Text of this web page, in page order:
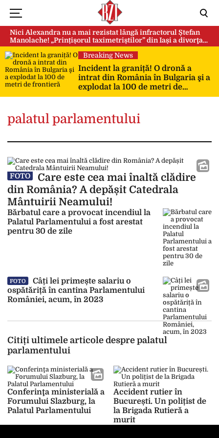
Nici Alexandra nu a mai rezistat lângă infractorul Ștefan
Manolache! „Prințișorul taximetriștilor” din Iași a divorţat
după doi ani de căsnicie
Breaking News
Incident la graniță! O dronă a
intrat din România în Bulgaria şi a
explodat la 100 de metri de
frontieră
palatul parlamentului
FOTO
Care este cea mai înaltă clădire
din România? A depășit Catedrala
Mântuirii Neamului!
Bărbatul care a provocat incendiul la
Palatul Parlamentului a fost arestat
pentru 30 de zile
FOTO
Câți lei primește salariu o
ospătăriță în cantina Parlamentului
României, acum, în 2023
Citiți ultimele articole despre palatul
parlamentului
Conferinţa ministerială a
Forumului Slazburg, la
Palatul Parlamentului
Accident rutier în
București. Un polițist de
la Brigada Rutieră a
murit